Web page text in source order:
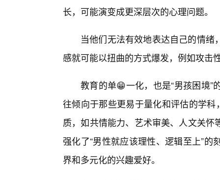
长，可能演变成更深层次的心理问题。
当他们无法有效地表达自己的情
感就可能以扭曲的方式爆发，例如攻击
教育的单😁一化，也是“男孩困境
往倾向于那些更易于量化和评估的学
质，如共情能力、艺术审美、人文关
强化了“男性就应该理性、逻辑至上”
界和多元化的兴趣爱好。